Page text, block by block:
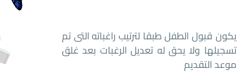
يكون قبول الطفل طبقا لترتيب راغباته التى تم
تسجيلها ولا يحق له تعديل الرغبات بعد غلق
موعد التقديم